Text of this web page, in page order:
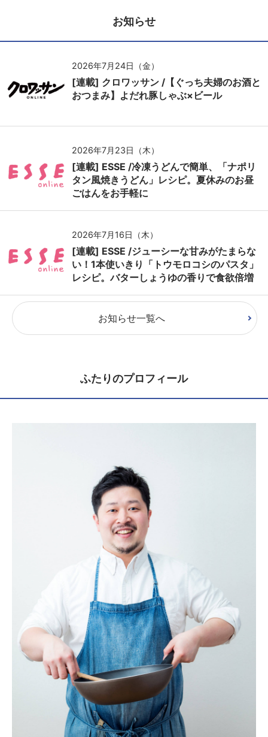
お知らせ
2026年7月24日（金）
[連載] クロワッサン /【ぐっち夫婦のお酒と
おつまみ】よだれ豚しゃぶ×ビール
2026年7月23日（木）
[連載] ESSE /冷凍うどんで簡単、「ナポリ
タン風焼きうどん」レシピ。夏休みのお昼
ごはんをお手軽に
2026年7月16日（木）
[連載] ESSE /ジューシーな甘みがたまらな
い！1本使いきり「トウモロコシのパスタ」
レシピ。バターしょうゆの香りで食欲倍増
お知らせ一覧へ
ふたりのプロフィール